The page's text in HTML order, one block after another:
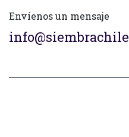
Envíenos un mensaje